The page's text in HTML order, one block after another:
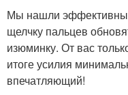
Мы нашли
щелчку пальцев
изюминку. От вас
итоге усилия
впечатляющий!